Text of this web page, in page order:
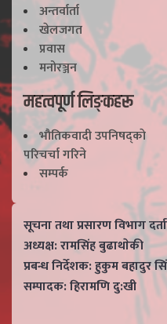
अन्तर्वार्ता
खेलजगत
प्रवास
मनोरञ्जन
महत्वपूर्ण लिङ्कहरू
भाैतिकवादी उपनिषद्काे
परिचर्चा गरिने
सम्पर्क
सूचना तथा प्रसारण विभाग
अध्यक्ष: रामसिंह बुढाथाेकी
प्रबन्ध निर्देशक: हुकुम बहादुर
सम्पादक: हिरामणि दु:खी